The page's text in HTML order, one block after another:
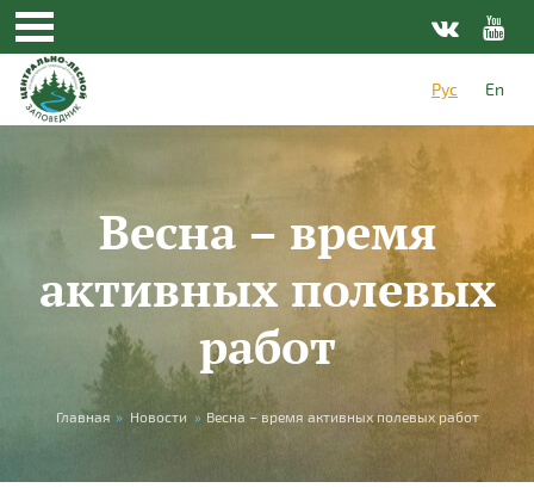
Перейти к основному содержанию
Рус
En
Весна – время
активных полевых
работ
Вы здесь
Главная » Новости » Весна – время активных полевых работ